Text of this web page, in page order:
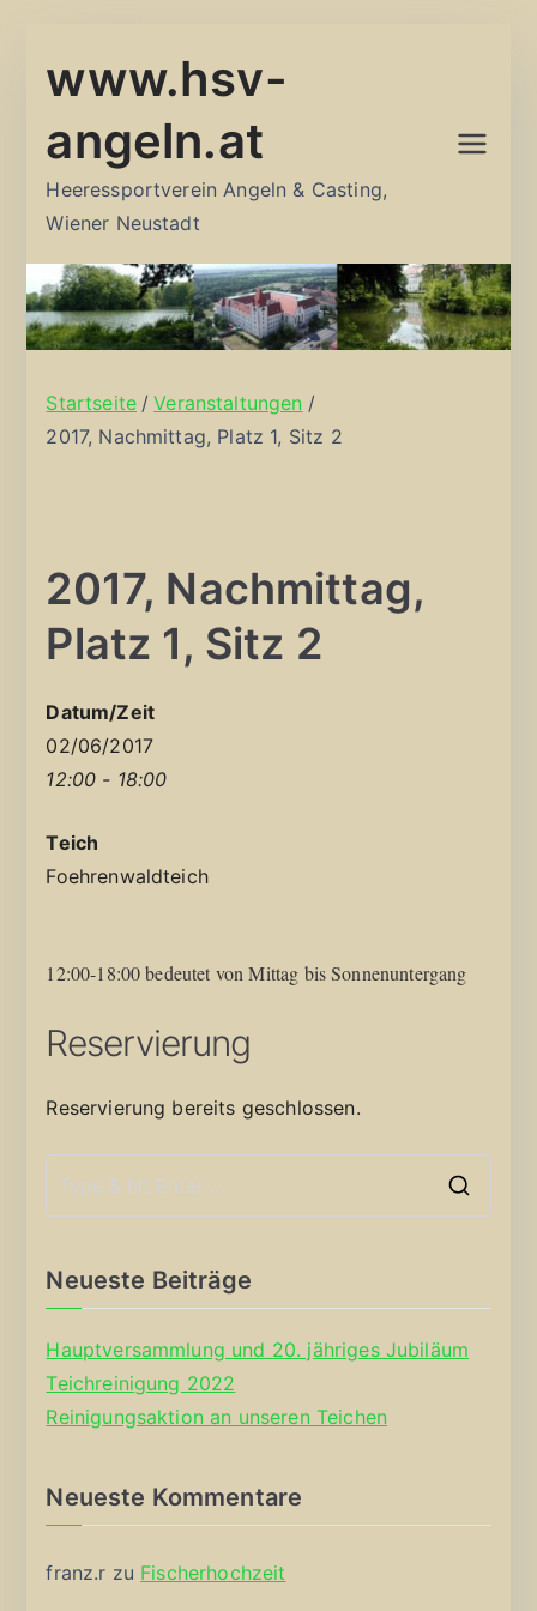
Inhalt
www.hsv-
angeln.at
Heeressportverein Angeln & Casting,
Wiener Neustadt
Startseite
Veranstaltungen
2017, Nachmittag, Platz 1, Sitz 2
2017, Nachmittag,
Platz 1, Sitz 2
Datum/Zeit
02/06/2017
12:00 - 18:00
Teich
Foehrenwaldteich
12:00-18:00 bedeutet von Mittag bis Sonnenuntergang
Reservierung
Reservierung bereits geschlossen.
Neueste Beiträge
Hauptversammlung und 20. jähriges Jubiläum
Teichreinigung 2022
Reinigungsaktion an unseren Teichen
Neueste Kommentare
franz.r zu Fischerhochzeit